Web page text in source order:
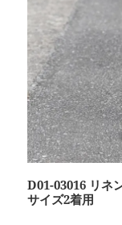
D01-03016 リネ
サイズ2着用